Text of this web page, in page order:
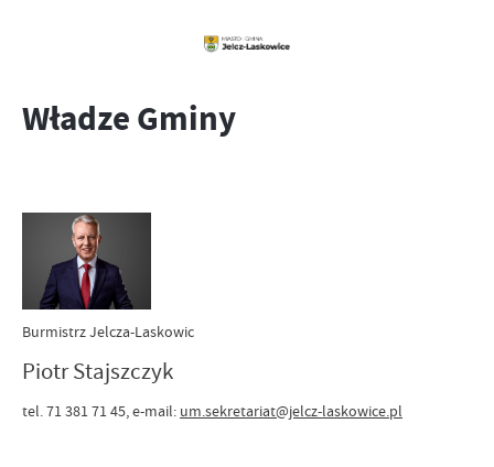
Władze Gminy
Burmistrz Jelcza-Laskowic
Piotr Stajszczyk
tel. 71 381 71 45, e-mail: um.sekretariat@jelcz-laskowice.pl